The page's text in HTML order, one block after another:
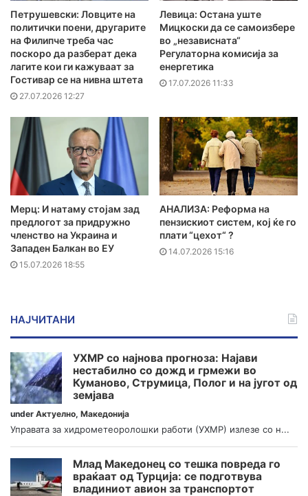
Петрушевски: Ловците на
политички поени, другарите
на Филипче треба час
поскоро да разберат дека
лагите кои ги кажуваат за
Гостивар се на нивна штета
27.07.2026 12:27
Левица: Остана уште
Мицкоски да се самоизбере
во „независната“
Регулаторна комисија за
енергетика
17.07.2026 11:33
Мерц: И натаму стојам зад
предлогот за придружно
членство на Украина и
Западен Балкан во ЕУ
15.07.2026 18:55
АНАЛИЗА: Реформа на
пензискиот систем, кој ќе го
плати “цехот“ ?
14.07.2026 15:16
НАЈЧИТАНИ
УХМР со најнова прогноза: Најави
нестабилно со дожд и грмежи во
Куманово, Струмица, Полог и на југот од
земјава
under Актуелно, Македонија
Управата за хидрометеоролошки работи (УХМР) излезе со н...
Млад Македонец со тешка повреда го
враќаат од Турција: се подготвува
владиниот авион за транспортот